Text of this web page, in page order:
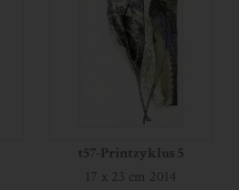
t57-Printzyklus 5
17 x 23 cm 2014